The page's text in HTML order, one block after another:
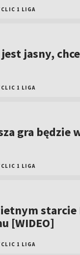
1 LIGA
jasny,
1 LIGA
gra będzie
1 LIGA
starcie
[WIDEO]
1 LIGA